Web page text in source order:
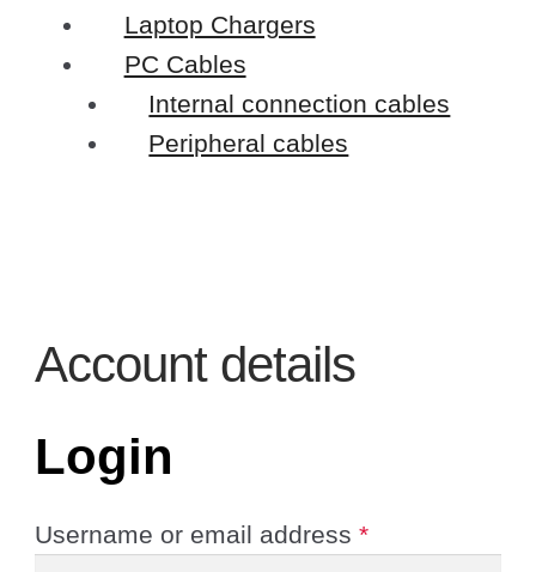
Laptop Chargers
PC Cables
Internal connection cables
Peripheral cables
Account details
Login
Username or email address*